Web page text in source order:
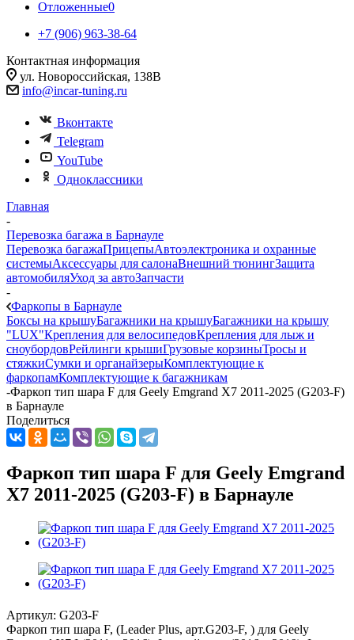
Отложенные0
+7 (906) 963-38-64
Контактная информация
ул. Новороссийская, 138В
info@incar-tuning.ru
Вконтакте
Telegram
YouTube
Одноклассники
Главная
-
Перевозка багажа в Барнауле
Перевозка багажаПрицепыАвтоэлектроника и охранные
системыАксессуары для салонаВнешний тюнингЗащита
автомобиляУход за автоЗапчасти
-
Фаркопы в Барнауле
Боксы на крышуБагажники на крышуБагажники на крышу
"LUX"Крепления для велосипедовКрепления для лыж и
сноубордовРейлинги крышиГрузовые корзиныТросы и
стяжкиСумки и органайзерыКомплектующие к
фаркопамКомплектующие к багажникам
-Фаркоп тип шара F для Geely Emgrand X7 2011-2025 (G203-F)
в Барнауле
Поделиться
Фаркоп тип шара F для Geely Emgrand
X7 2011-2025 (G203-F) в Барнауле
Артикул: G203-F
Фаркоп тип шара F, (Leader Plus, арт.G203-F, ) для Geely